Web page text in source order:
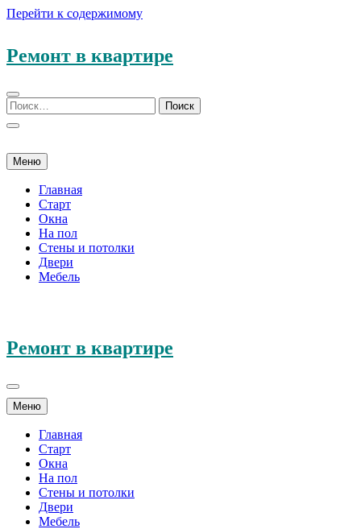
Перейти к содержимому
Ремонт в квартире
Меню
Главная
Старт
Окна
На пол
Стены и потолки
Двери
Мебель
Ремонт в квартире
Меню
Главная
Старт
Окна
На пол
Стены и потолки
Двери
Мебель